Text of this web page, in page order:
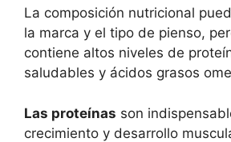
La composición nutricional
la marca y el tipo de pienso,
contiene altos niveles de
saludables y ácidos grasos
Las proteínas son
crecimiento y desarrollo